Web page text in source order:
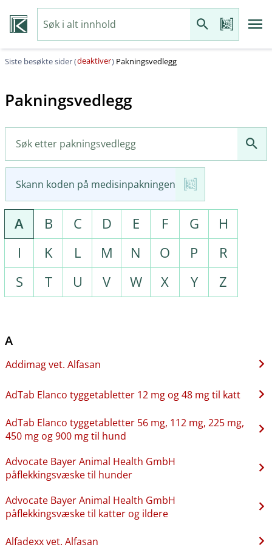
Siste besøkte sider (deaktiver) Pakningsvedlegg
Pakningsvedlegg
Skann koden på medisinpakningen
A B C D E F G
H
I
K L M N O P
R
S
T U V W X Y Z
A
Addimag vet. Alfasan
AdTab Elanco tyggetabletter 12 mg og 48 mg til katt
AdTab Elanco tyggetabletter 56 mg, 112 mg, 225 mg,
450 mg og 900 mg til hund
Advocate Bayer Animal Health GmbH
påflekkingsvæske til hunder
Advocate Bayer Animal Health GmbH
påflekkingsvæske til katter og ildere
Alfadexx vet. Alfasan